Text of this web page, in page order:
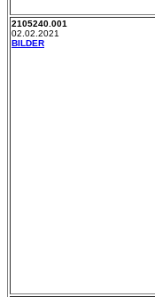
2105240.001
02.02.2021
BILDER